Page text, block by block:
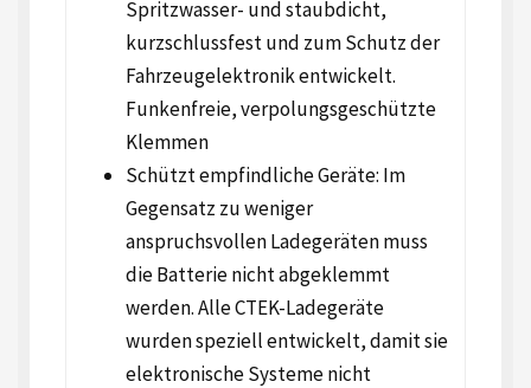
Spritzwasser- und staubdicht,
kurzschlussfest und zum Schutz der
Fahrzeugelektronik entwickelt.
Funkenfreie, verpolungsgeschützte
Klemmen
Schützt empfindliche Geräte: Im
Gegensatz zu weniger
anspruchsvollen Ladegeräten muss
die Batterie nicht abgeklemmt
werden. Alle CTEK-Ladegeräte
wurden speziell entwickelt, damit sie
elektronische Systeme nicht